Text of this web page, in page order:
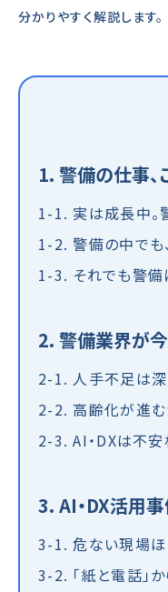
分かりやすく解説します。
1. 警備の仕事、
1-1. 実は成長中。
1-2. 警備の中でも
1-3. それでも警備
2. 警備業界が今
2-1. 人手不足は深
2-2. 高齢化が進む
2-3. AI・DXは不安
3. AI・DX活用
3-1. 危ない現場ほ
3-2. 「紙と電話」